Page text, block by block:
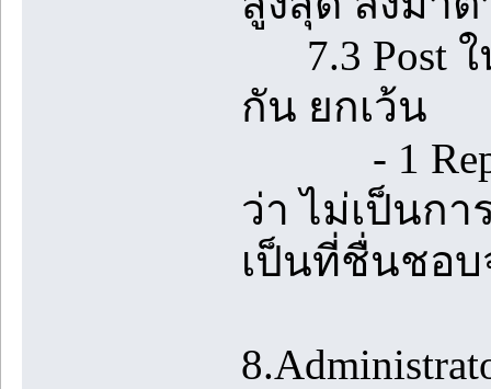
7.3 Post ใ
กัน ยกเว้น
- 1 Reply
ว่า ไม่เป็นก
เป็นที่ชื่นชอบ